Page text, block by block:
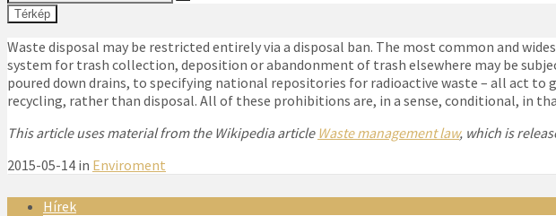
Térkép
Waste disposal may be restricted entirely via a disposal ban. The most common and
system for trash collection, deposition or abandonment of trash elsewhere may be
poured down drains, to specifying national repositories for radioactive waste – all act
recycling, rather than disposal. All of these prohibitions are, in a sense, conditional,
This article uses material from the Wikipedia article Waste management law, which is
2015-05-14 in Enviroment
Hírek